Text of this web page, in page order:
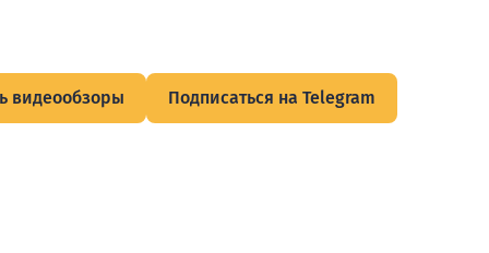
видеообзоры Подписаться на Telegram